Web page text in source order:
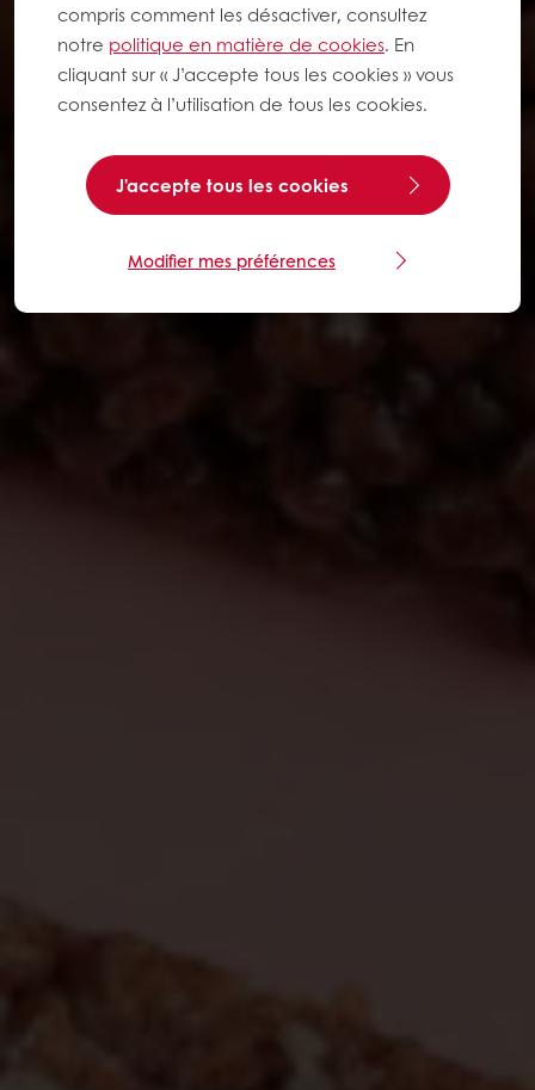
compris comment les désactiver, consultez
notre politique en matière de cookies. En
cliquant sur « J’accepte tous les cookies » vous
consentez à l’utilisation de tous les cookies.
J'accepte tous les cookies
Modifier mes préférences